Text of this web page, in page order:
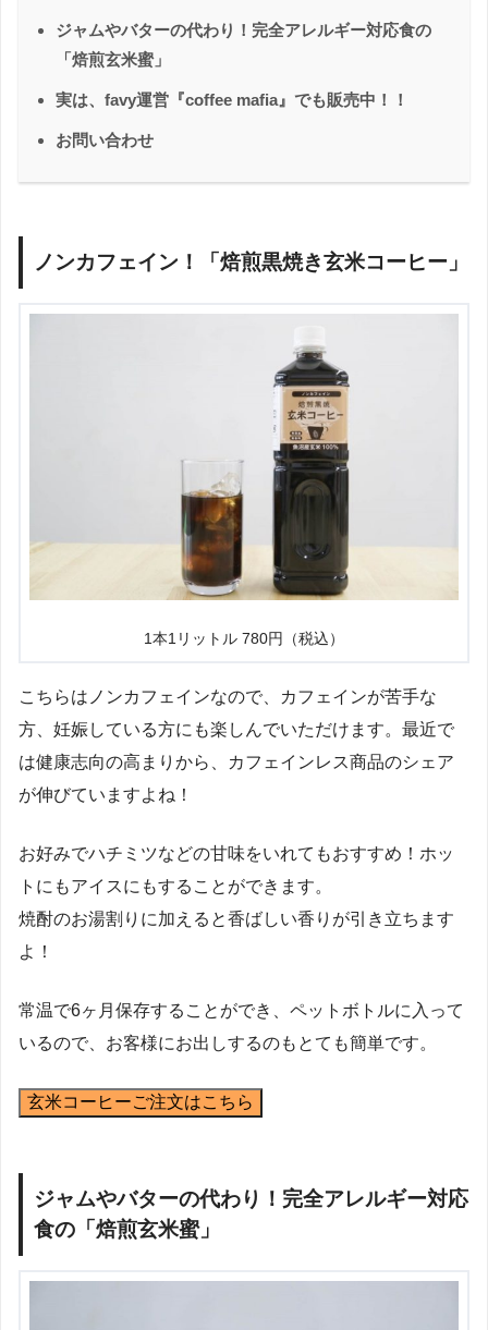
ジャムやバターの代わり！完全アレルギー対応食の
「焙煎玄米蜜」
実は、favy運営『coffee mafia』でも販売中！！
お問い合わせ
ノンカフェイン！「焙煎黒焼き玄米コーヒー」
1本1リットル 780円（税込）
こちらはノンカフェインなので、カフェインが苦手な
方、妊娠している方にも楽しんでいただけます。最近で
は健康志向の高まりから、カフェインレス商品のシェア
が伸びていますよね！
お好みでハチミツなどの甘味をいれてもおすすめ！ホッ
トにもアイスにもすることができます。
焼酎のお湯割りに加えると香ばしい香りが引き立ちます
よ！
常温で6ヶ月保存することができ、ペットボトルに入って
いるので、お客様にお出しするのもとても簡単です。
玄米コーヒーご注文はこちら
ジャムやバターの代わり！完全アレルギー対応
食の「焙煎玄米蜜」